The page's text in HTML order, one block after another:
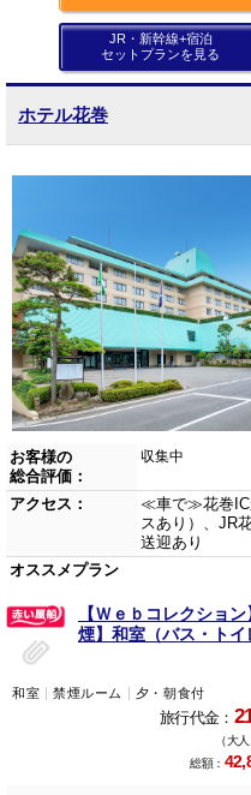
JR・新幹線+宿泊
セットプランを見る
ホテル花巻
お客様の
総合評価：
収集中
アクセス：
≪車で≫花巻IC
スあり）、JR
送迎あり
オススメプラン
【Ｗｅｂコレクショ
煙】和室（バス・ト
和室 禁煙ルーム 夕・朝食付
旅行代金：
（大
総額：